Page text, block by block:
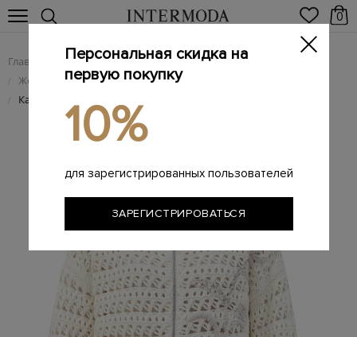
0
Главная Женщинам / Женская одежда
/ Женский трикотаж
/ Кардиган из узорной пряжи Platinum с вышивкой макраме
Персональная скидка на
первую покупку
10%
для зарегистрированных пользователей
ЗАРЕГИСТРИРОВАТЬСЯ